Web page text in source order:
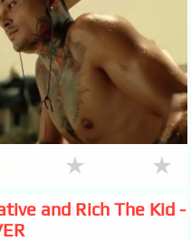
★ ★
and Rich The Kid -